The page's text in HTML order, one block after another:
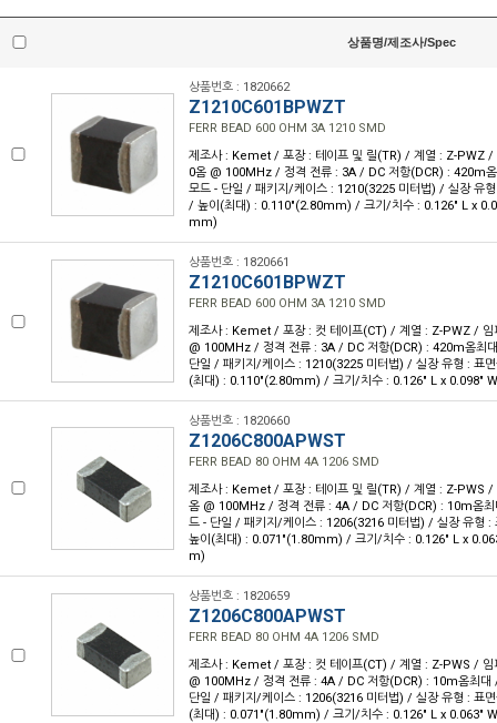
상품명/제조사/Spec
상품번호 : 1820662
Z1210C601BPWZT
FERR BEAD 600 OHM 3A 1210 SMD
제조사 : Kemet / 포장 : 테이프 및 릴(TR) / 계열 : Z-PWZ /
0옴 @ 100MHz / 정격 전류 : 3A / DC 저항(DCR) : 420m
모드 - 단일 / 패키지/케이스 : 1210(3225 미터법) / 실장 유
/ 높이(최대) : 0.110"(2.80mm) / 크기/치수 : 0.126" L x
mm)
상품번호 : 1820661
Z1210C601BPWZT
FERR BEAD 600 OHM 3A 1210 SMD
제조사 : Kemet / 포장 : 컷 테이프(CT) / 계열 : Z-PWZ / 임
@ 100MHz / 정격 전류 : 3A / DC 저항(DCR) : 420m옴최
단일 / 패키지/케이스 : 1210(3225 미터법) / 실장 유형 : 표
(최대) : 0.110"(2.80mm) / 크기/치수 : 0.126" L x 0.098"
상품번호 : 1820660
Z1206C800APWST
FERR BEAD 80 OHM 4A 1206 SMD
제조사 : Kemet / 포장 : 테이프 및 릴(TR) / 계열 : Z-PWS /
옴 @ 100MHz / 정격 전류 : 4A / DC 저항(DCR) : 10m옴최
드 - 단일 / 패키지/케이스 : 1206(3216 미터법) / 실장 유형
높이(최대) : 0.071"(1.80mm) / 크기/치수 : 0.126" L x
m)
상품번호 : 1820659
Z1206C800APWST
FERR BEAD 80 OHM 4A 1206 SMD
제조사 : Kemet / 포장 : 컷 테이프(CT) / 계열 : Z-PWS / 임
@ 100MHz / 정격 전류 : 4A / DC 저항(DCR) : 10m옴최대
단일 / 패키지/케이스 : 1206(3216 미터법) / 실장 유형 : 표
(최대) : 0.071"(1.80mm) / 크기/치수 : 0.126" L x 0.063"